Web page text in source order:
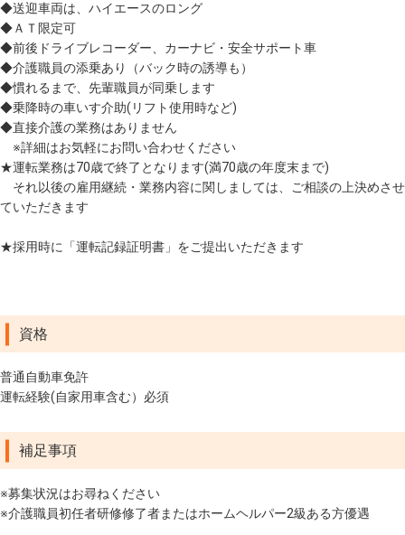
◆送迎車両は、ハイエースのロング
◆ＡＴ限定可
◆前後ドライブレコーダー、カーナビ・安全サポート車
◆介護職員の添乗あり（バック時の誘導も）
◆慣れるまで、先輩職員が同乗します
◆乗降時の車いす介助(リフト使用時など)
◆直接介護の業務はありません
※詳細はお気軽にお問い合わせください
★運転業務は70歳で終了となります(満70歳の年度末まで)
それ以後の雇用継続・業務内容に関しましては、ご相談の上決めさせ
ていただきます
★採用時に「運転記録証明書」をご提出いただきます
資格
普通自動車免許
運転経験(自家用車含む）必須
補足事項
※募集状況はお尋ねください
※介護職員初任者研修修了者またはホームヘルパー2級ある方優遇